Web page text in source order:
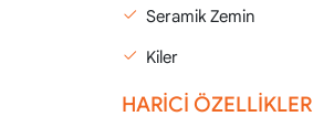
Seramik Zemin
Kiler
HARİCİ ÖZELLİKLER